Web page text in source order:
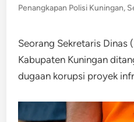
Penangkapan Polisi Kuningan,
Seorang Sekretaris Dinas
Kabupaten Kuningan
dugaan korupsi proyek